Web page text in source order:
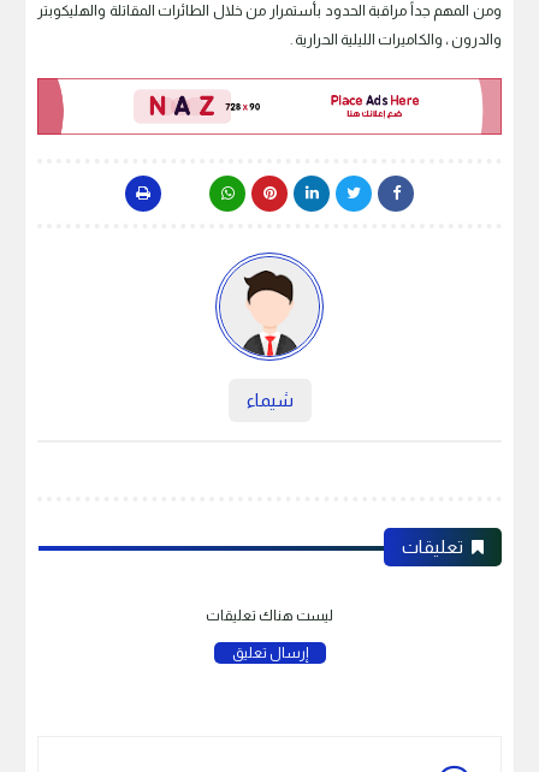
ومن المهم جداً مراقبة الحدود بأستمرار من خلال الطائرات المقاتلة والهليكوبتر
والدرون ، والكاميرات الليلية الحرارية .
شيماء
تعليقات
ليست هناك تعليقات
إرسال تعليق